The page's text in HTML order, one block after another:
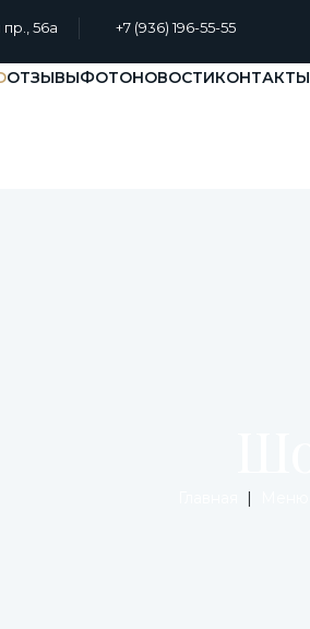
56а +7 (936) 196-55-55
ОТЗЫВЫФОТОНОВОСТИКОНТАКТЫ
|